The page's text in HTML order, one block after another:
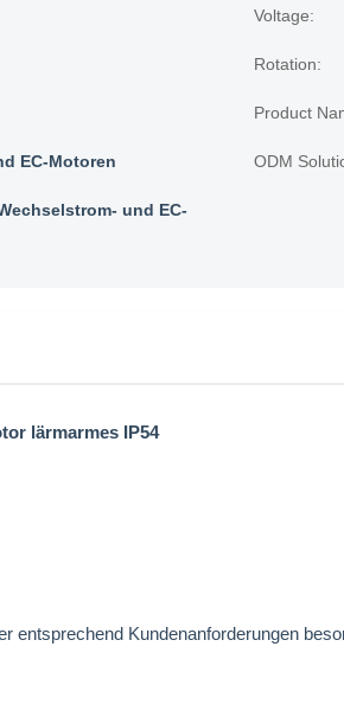
Voltage:
Rotation:
Product
EC-Motoren ODM
und EC-
lärmarmes IP54
Kundenanforderungen